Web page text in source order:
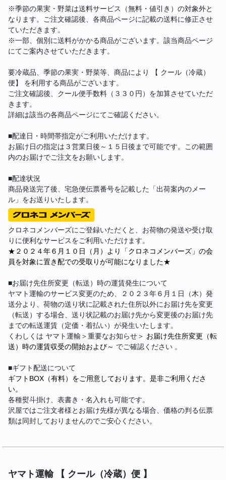
※季節の果実・野菜は送料サービス（無料・値引き）の対象外と
なります。ご注文確認後、各商品ページに記載の送料に修正させ
ていただきます。
※一部、個別に送料がかかる商品がございます。該当商品ページ
にてご案内させていただきます。
要冷蔵品、季節の果実・野菜等、商品により 【 クール（冷蔵）
便】 を利用する商品がございます。
ご注文確認後、クール便手数料（３３０円）を加算させていただ
きます。
詳細は該当の各商品ページにてご確認ください。
■配達日・時間帯指定がご利用いただけます。
お届け日の指定は３営業日後～１５日後まで可能です。この範囲
内のお届けでご注文をお願いします。
■配達状況
商品発送完了後、宅急便伝票番号を記載した「出荷案内のメー
ル」をお送りいたします。
クロネコメンバーズにご登録いただくと、お荷物の発送や受け取
りに便利なサービスをご利用いただけます。
★２０２４年６月１０日（月）より「クロネコメンバーズ」の会
員を対象に置き配での受取りが可能になりました★
■お届け先住所変更（転送）時の運賃発生について
ヤマト運輸のサービス変更のため、２０２３年６月１日（木）発
送分より、荷物の送り状に記載された住所以外にお届け先を変更
（転送）する場合、送り状記載のお届け先から変更後のお届け先
までの転送運賃（定価・着払い）が発生いたします。
くわしくは ヤマト運輸＞重要なお知らせ＞ お届け先住所変更（転
送）時の運賃収受の開始および～ でご確認ください 。
■ギフト配送について
ギフトBOX（有料）をご用意しております。是非ご利用くださ
い。
各種熨斗掛け、表書き・名入れも可能です。
沢屋ではご注文者様とお届け先様が異なる場合、価格の判る伝票
類は同封しておりませんのでご安心ください。
ヤマト運輸 【 クール（冷蔵）便 】